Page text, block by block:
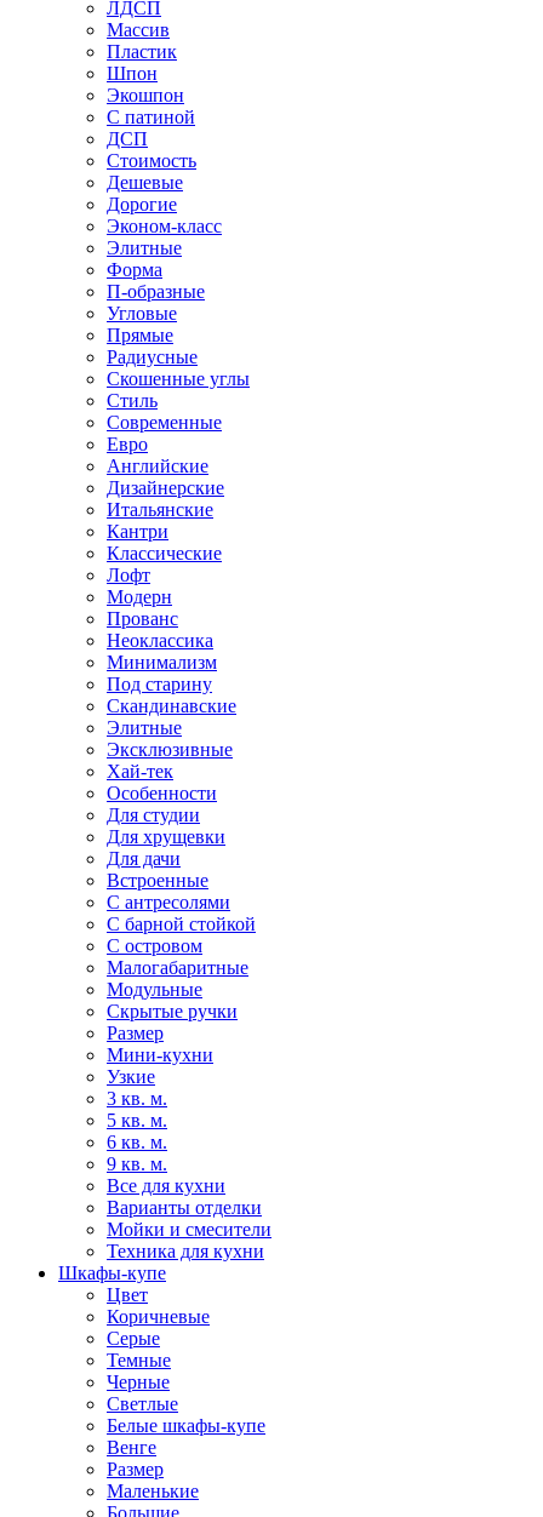
ЛДСП
Массив
Пластик
Шпон
Экошпон
С патиной
ДСП
Стоимость
Дешевые
Дорогие
Эконом-класс
Элитные
Форма
П-образные
Угловые
Прямые
Радиусные
Скошенные углы
Стиль
Современные
Евро
Английские
Дизайнерские
Итальянские
Кантри
Классические
Лофт
Модерн
Прованс
Неоклассика
Минимализм
Под старину
Скандинавские
Элитные
Эксклюзивные
Хай-тек
Особенности
Для студии
Для хрущевки
Для дачи
Встроенные
С антресолями
С барной стойкой
С островом
Малогабаритные
Модульные
Скрытые ручки
Размер
Мини-кухни
Узкие
3 кв. м.
5 кв. м.
6 кв. м.
9 кв. м.
Все для кухни
Варианты отделки
Мойки и смесители
Техника для кухни
Шкафы-купе
Цвет
Коричневые
Серые
Темные
Черные
Светлые
Белые шкафы-купе
Венге
Размер
Маленькие
Большие